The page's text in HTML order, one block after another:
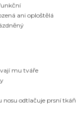
ani oploštělá
mu tváře
nosu odtlačuje prsní tkáň